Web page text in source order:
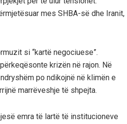
mes SHBA-së dhe Iranit,
si “kartë negociuese”.
krizën në rajon. Në
po ndikojnë në klimën e
marrëveshje të shpejta.
emra të lartë të institucioneve